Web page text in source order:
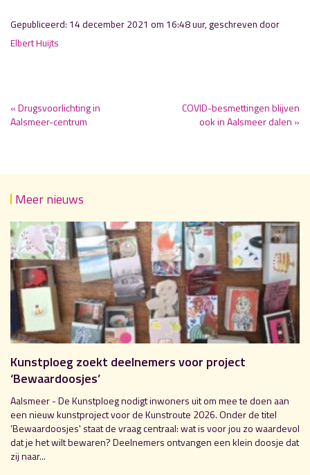
Gepubliceerd: 14 december 2021 om 16:48 uur, geschreven door
Elbert Huijts
« Drugsvoorlichting in
Aalsmeer-centrum
COVID-besmettingen blijven
ook in Aalsmeer dalen »
Meer nieuws
Kunstploeg zoekt deelnemers voor project
‘Bewaardoosjes’
Aalsmeer - De Kunstploeg nodigt inwoners uit om mee te doen aan
een nieuw kunstproject voor de Kunstroute 2026. Onder de titel
‘Bewaardoosjes' staat de vraag centraal: wat is voor jou zo waardevol
dat je het wilt bewaren? Deelnemers ontvangen een klein doosje dat
zij naar...